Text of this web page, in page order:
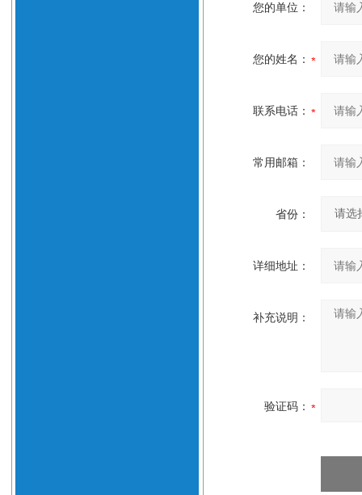
您的单位：
您的姓名：
联系电话：
常用邮箱：
省份：
详细地址：
补充说明：
验证码：